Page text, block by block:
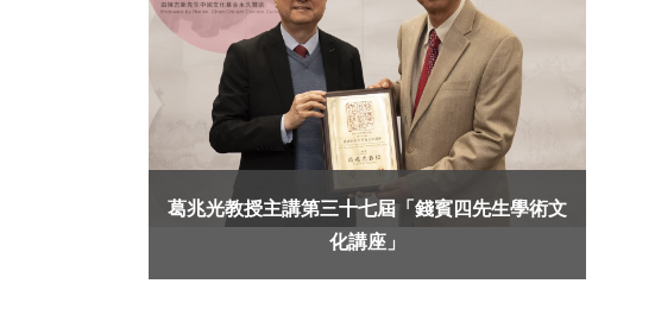
葛兆光教授主講第三十七屆「錢賓四先生學術文
化講座」